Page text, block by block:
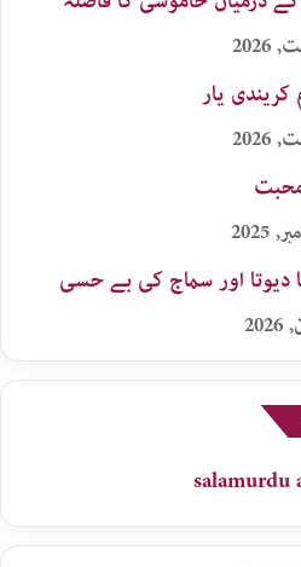
یار
دیوتا اور سماج کی بے حسی